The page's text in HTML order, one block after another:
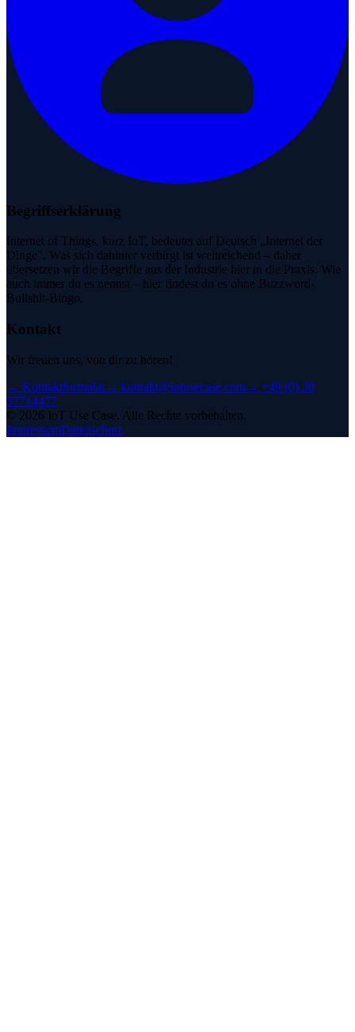
Begriffserklärung
Internet of Things, kurz IoT, bedeutet auf Deutsch „Internet der
Dinge". Was sich dahinter verbirgt ist weitreichend – daher
übersetzen wir die Begriffe aus der Industrie hier in die Praxis. Wie
auch immer du es nennst – hier findest du es ohne Buzzword-
Bullshit-Bingo.
Kontakt
Wir freuen uns, von dir zu hören!
→ Kontaktformular→ kontakt@iotusecase.com→ +49 (0) 30
57714477
© 2026 IoT Use Case. Alle Rechte vorbehalten.
ImpressumDatenschutz